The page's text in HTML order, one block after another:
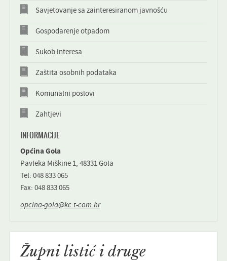
Savjetovanje sa zainteresiranom javnošću
Gospodarenje otpadom
Sukob interesa
Zaštita osobnih podataka
Komunalni poslovi
Zahtjevi
INFORMACIJE
Općina Gola
Pavleka Miškine 1, 48331 Gola
Tel: 048 833 065
Fax: 048 833 065
opcina-gola@kc.t-com.hr
Župni listić i druge